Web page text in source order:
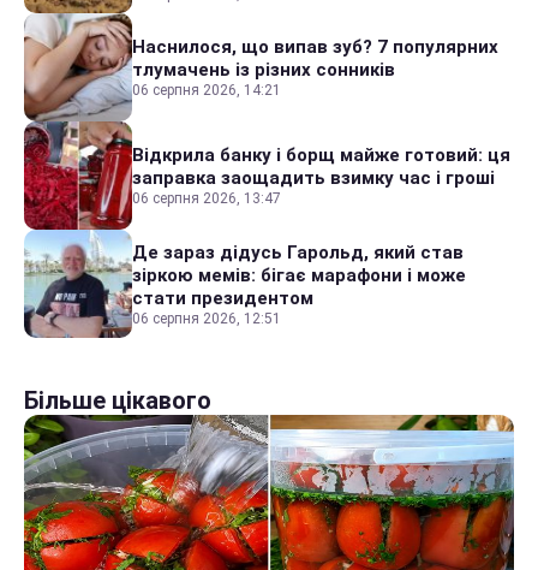
Наснилося, що випав зуб? 7 популярних
тлумачень із різних сонників
06 серпня 2026, 14:21
Відкрила банку і борщ майже готовий: ця
заправка заощадить взимку час і гроші
06 серпня 2026, 13:47
Де зараз дідусь Гарольд, який став
зіркою мемів: бігає марафони і може
стати президентом
06 серпня 2026, 12:51
Більше цікавого